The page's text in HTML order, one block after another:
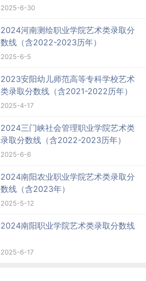
年）
2025-6-30
2024河南测绘职业学院艺术类录取分
数线（含2022-2023历年）
2025-6-5
2023安阳幼儿师范高等专科学校艺术
类录取分数线（含2021-2022历年）
2025-4-17
2024三门峡社会管理职业学院艺术类
录取分数线（含2022-2023历年）
2025-6-6
2024南阳农业职业学院艺术类录取分
数线（含2023年）
2025-5-12
2024南阳职业学院艺术类录取分数线
2025-6-17